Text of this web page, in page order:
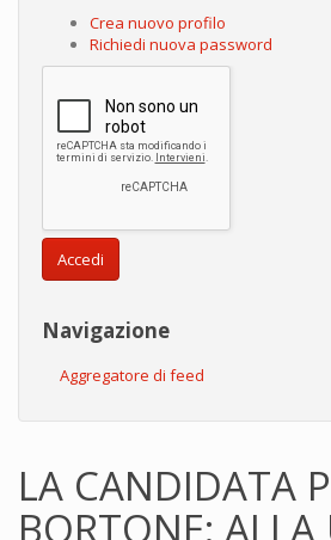
Crea nuovo profilo
Richiedi nuova password
Accedi
Navigazione
Aggregatore di feed
LA CANDIDATA
BORTONE: ALLA